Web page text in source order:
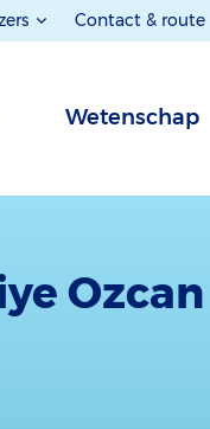
Contact & route
Wetenschap
Ozcan